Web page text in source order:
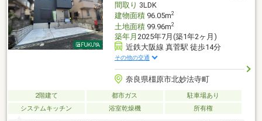
間取り 3LDK
建物面積96.05m2
土地面積99.96m2
築年月 2025年7月(築1年2ヶ月)
近鉄大阪線 真菅駅 徒歩14分
その他の交通
奈良県橿原市北妙法寺町
2階建て 都市ガス
駐車場あり
システムキッチン
浴室乾燥機 所有権